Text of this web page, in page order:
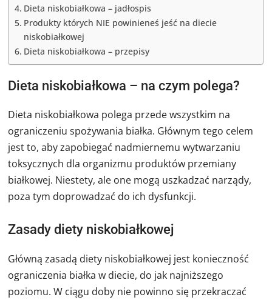
Dieta niskobiałkowa – jadłospis
Produkty których NIE powinieneś jeść na diecie
niskobiałkowej
Dieta niskobiałkowa – przepisy
Dieta niskobiałkowa – na czym polega?
Dieta niskobiałkowa polega przede wszystkim na
ograniczeniu spożywania białka. Głównym tego celem
jest to, aby zapobiegać nadmiernemu wytwarzaniu
toksycznych dla organizmu produktów przemiany
białkowej. Niestety, ale one mogą uszkadzać narządy,
poza tym doprowadzać do ich dysfunkcji.
Zasady diety niskobiałkowej
Główną zasadą diety niskobiałkowej jest konieczność
ograniczenia białka w diecie, do jak najniższego
poziomu. W ciągu doby nie powinno się przekraczać